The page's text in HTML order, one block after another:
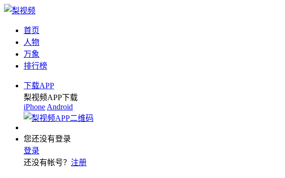
首页
人物
万象
排行榜
下载APP
梨视频APP下载
iPhone Android
您还没有登录
登录
还没有帐号？ 注册